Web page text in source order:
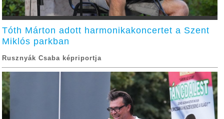
Tóth Márton adott harmonikakoncertet a Szent
Miklós parkban
Rusznyák Csaba képriportja